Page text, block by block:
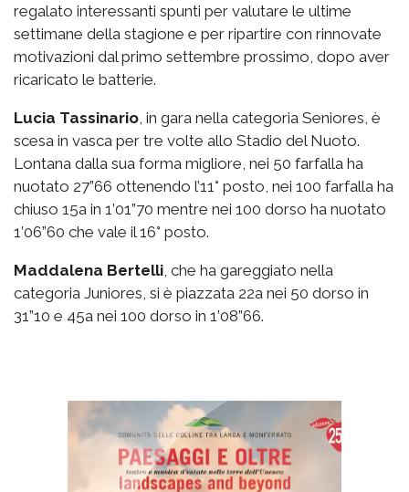
regalato interessanti spunti per valutare le ultime
settimane della stagione e per ripartire con rinnovate
motivazioni dal primo settembre prossimo, dopo aver
ricaricato le batterie.
Lucia Tassinario , in gara nella categoria Seniores, è
scesa in vasca per tre volte allo Stadio del Nuoto.
Lontana dalla sua forma migliore, nei 50 farfalla ha
nuotato 27”66 ottenendo l’11° posto, nei 100 farfalla ha
chiuso 15a in 1’01”70 mentre nei 100 dorso ha nuotato
1’06”60 che vale il 16° posto.
Maddalena Bertelli , che ha gareggiato nella
categoria Juniores, si è piazzata 22a nei 50 dorso in
31”10 e 45a nei 100 dorso in 1’08”66.